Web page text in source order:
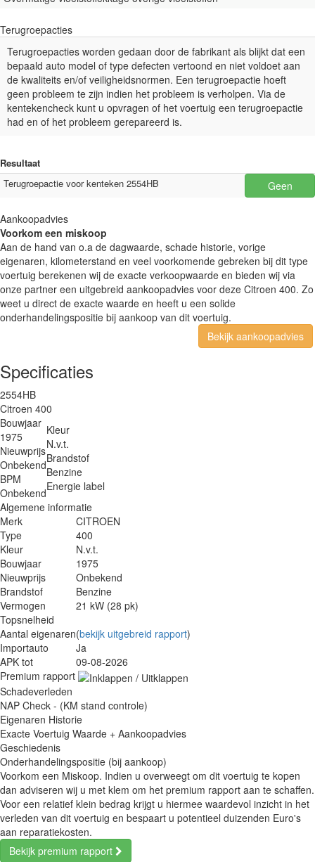
Terugroepacties
Terugroepacties worden gedaan door de fabrikant als blijkt dat een
bepaald auto model of type defecten vertoond en niet voldoet aan
de kwaliteits en/of veiligheidsnormen. Een terugroepactie hoeft
geen probleem te zijn indien het probleem is verholpen. Via de
kentekencheck kunt u opvragen of het voertuig een terugroepactie
had en of het probleem gerepareerd is.
Resultaat
Terugroepactie voor kenteken 2554HB
Geen
Aankoopadvies
Voorkom een miskoop
Aan de hand van o.a de dagwaarde, schade historie, vorige
eigenaren, kilometerstand en veel voorkomende gebreken bij dit type
voertuig berekenen wij de exacte verkoopwaarde en bieden wij via
onze partner een uitgebreid aankoopadvies voor deze Citroen 400. Zo
weet u direct de exacte waarde en heeft u een solide
onderhandelingspositie bij aankoop van dit voertuig.
Bekijk aankoopadvies
Specificaties
2554HB
Citroen 400
Bouwjaar
1975
Nieuwprijs
Onbekend
BPM
Onbekend
Kleur
N.v.t.
Brandstof
Benzine
Energie label
Algemene informatie
Merk
CITROEN
Type
400
Kleur
N.v.t.
Bouwjaar
1975
Nieuwprijs
Onbekend
Brandstof
Benzine
Vermogen
21 kW (28 pk)
Topsnelheid
Aantal eigenaren(bekijk uitgebreid rapport)
Importauto
Ja
APK tot
09-08-2026
Premium rapport
Schadeverleden
NAP Check - (KM stand controle)
Eigenaren Historie
Exacte Voertuig Waarde + Aankoopadvies
Geschiedenis
Onderhandelingspositie (bij aankoop)
Voorkom een Miskoop. Indien u overweegt om dit voertuig te kopen
dan adviseren wij u met klem om het premium rapport aan te schaffen.
Voor een relatief klein bedrag krijgt u hiermee waardevol inzicht in het
verleden van dit voertuig en bespaart u potentieel duizenden Euro's
aan reparatiekosten.
Bekijk premium rapport